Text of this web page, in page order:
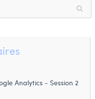
Analytics - Session 2